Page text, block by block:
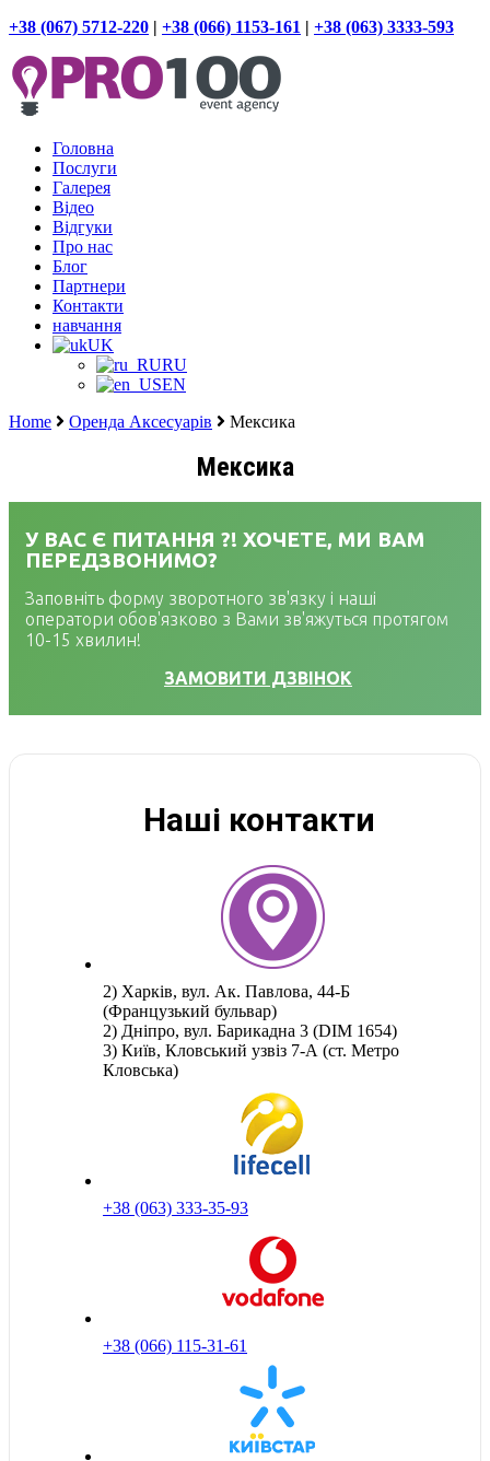
+38 (067) 5712-220 | +38 (066) 1153-161 | +38 (063) 3333-593
Головна
Послуги
Галерея
Відео
Відгуки
Про нас
Блог
Партнери
Контакти
навчання
UK
RU
EN
Home
Оренда Аксесуарів Мексика
Мексика
У ВАС Є ПИТАННЯ ?! ХОЧЕТЕ, МИ ВАМ
ПЕРЕДЗВОНИМО?
Заповніть форму зворотного зв'язку і наші
оператори обов'язково з Вами зв'яжуться протягом
10-15 хвилин!
ЗАМОВИТИ ДЗВІНОК
Наші контакти
2) Харків, вул. Ак. Павлова, 44-Б
(Французький бульвар)
2) Дніпро, вул. Барикадна 3 (DIM 1654)
3) Київ, Кловський узвіз 7-А (ст. Метро
Кловська)
+38 (063) 333-35-93
+38 (066) 115-31-61